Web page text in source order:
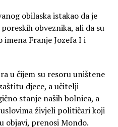
obilaska istakao da je
obveznika, ali da su
imena Franje Jozefa I i
u čijem su resoru uništene
djece, a učitelji
stanje naših bolnica, a
živjeli političari koji
objavi, prenosi Mondo.